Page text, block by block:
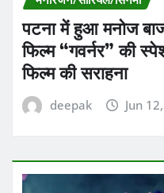
पटना में हुआ मनोज
फिल्म “गवर्नर” की
फिल्म की सराहना
deepak Jun